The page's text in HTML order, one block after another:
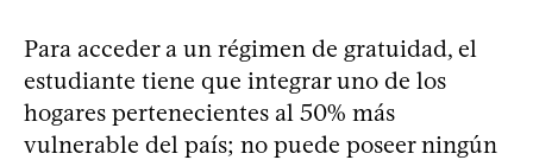
Para acceder a un régimen de gratuidad, el
estudiante tiene que integrar uno de los
hogares pertenecientes al 50% más
vulnerable del país; no puede poseer ningún